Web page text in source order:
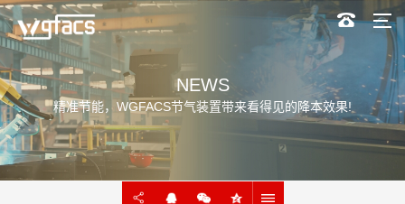
NEWS
精准节能，WGFACS节气装置带来看得见的降本效果!